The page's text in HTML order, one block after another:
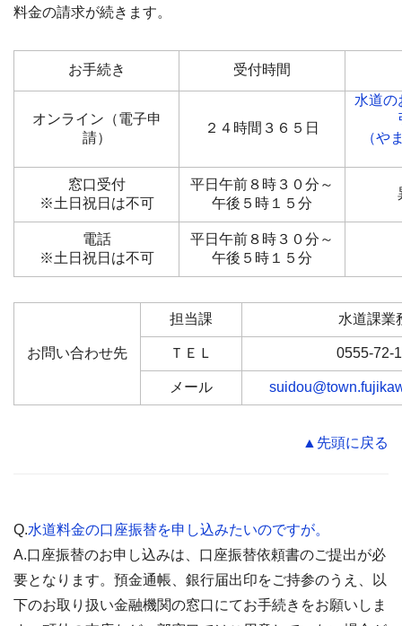
料金の請求が続きます。
お手続き 受付時間
オンライン（電子申
請）
２４時間３６５日
水道の
（や
窓口受付
※土日祝日は不可
平日午前８時３０分～
午後５時１５分
電話
※土日祝日は不可
平日午前８時３０分～
午後５時１５分
お問い合わせ先
担当課 水道課業
ＴＥＬ 0555-72-
メール
▲先頭に戻る
Q.水道料金の口座振替を申し込みたいのですが。
A.口座振替のお申し込みは、口座振替依頼書のご提出が必
要となります。預金通帳、銀行届出印をご持参のうえ、以
下のお取り扱い金融機関の窓口にてお手続きをお願いしま